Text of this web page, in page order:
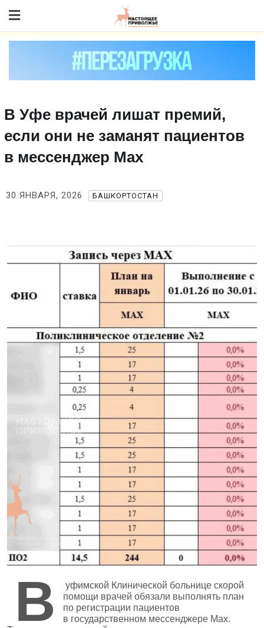
to content
В Уфе врачей лишат премий,
если они не заманят пациентов
в мессенджер Max
30 ЯНВАРЯ, 2026 БАШКОРТОСТАН
В
уфимской Клинической больнице скорой
помощи врачей обязали выполнять план
по регистрации пациентов
в государственном мессенджере Max.